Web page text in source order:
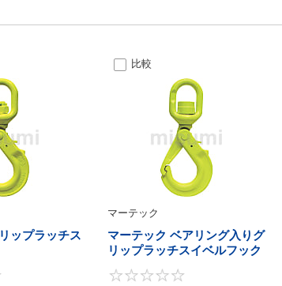
ップラッチス
比較
マーテック
マーテック ベアリング入りグ
リップラッチスイベルフック